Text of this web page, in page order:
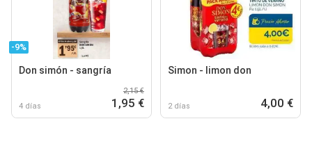
-9%
Don simón - sangría
4 días
2,15 €
1,95 €
Simon - limon don
2 días 4,00 €